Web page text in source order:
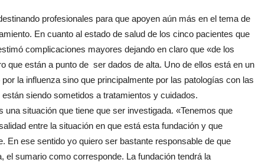
profesionales para que apoyen aún más en el tema de
En cuanto al estado de salud de los cinco pacientes que
complicaciones mayores dejando en claro que «de los
que están a punto de ser dados de alta. Uno de ellos está en un
la influenza sino que principalmente por las patologías con las
siendo sometidos a tratamientos y cuidados.
situación que tiene que ser investigada. «Tenemos que
entre la situación en que está esta fundación y que
En ese sentido yo quiero ser bastante responsable de que
el sumario como corresponde. La fundación tendrá la